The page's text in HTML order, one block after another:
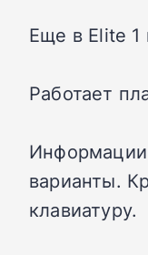
Еще в Elite 1
Работает
Информации
варианты.
клавиатуру.